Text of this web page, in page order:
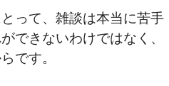
って、雑談は本当に苦手
できないわけではなく、
です。